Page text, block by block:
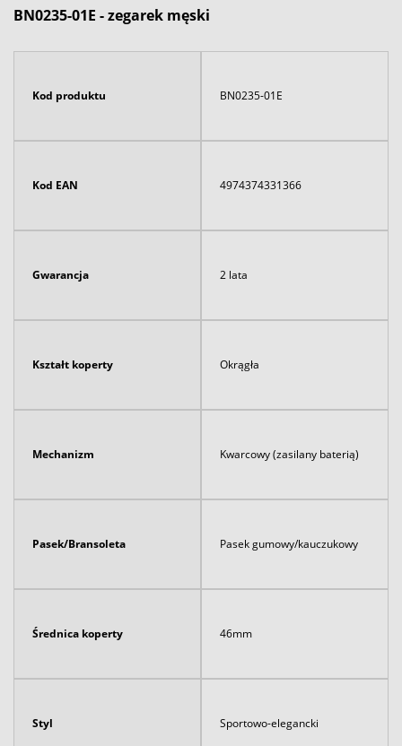
BN0235-01E - zegarek męski
Kod produktu BN0235-01E
Kod EAN 4974374331366
Gwarancja 2 lata
Kształt koperty Okrągła
Mechanizm Kwarcowy (zasilany baterią)
Pasek/Bransoleta Pasek gumowy/kauczukowy
Średnica koperty 46mm
Styl Sportowo-elegancki